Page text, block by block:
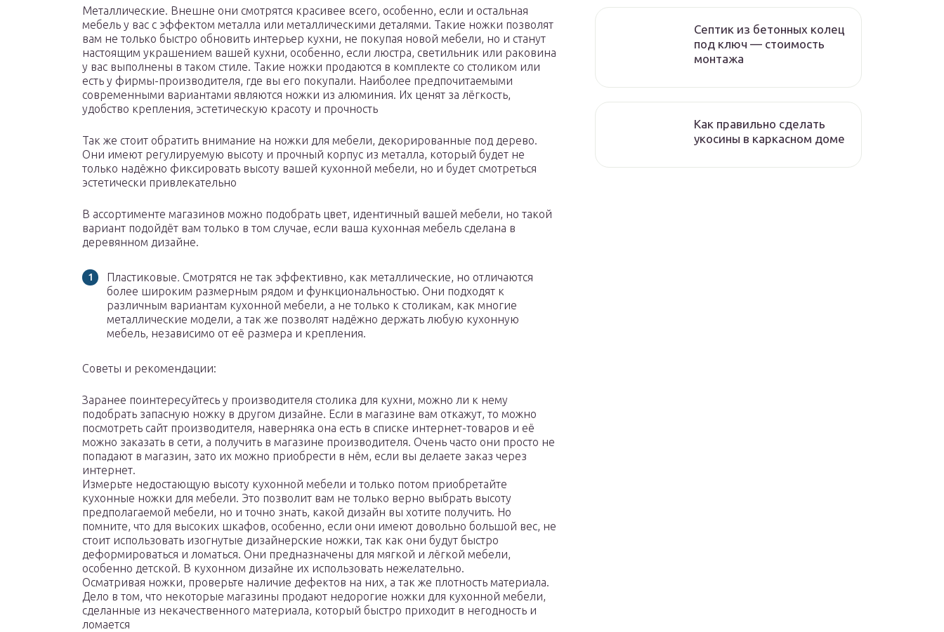
Металлические. Внешне они смотрятся красивее всего, особенно, если и остальная
мебель у вас с эффектом металла или металлическими деталями. Такие ножки позволят
вам не только быстро обновить интерьер кухни, не покупая новой мебели, но и станут
настоящим украшением вашей кухни, особенно, если люстра, светильник или раковина
у вас выполнены в таком стиле. Такие ножки продаются в комплекте со столиком или
есть у фирмы-производителя, где вы его покупали. Наиболее предпочитаемыми
современными вариантами являются ножки из алюминия. Их ценят за лёгкость,
удобство крепления, эстетическую красоту и прочность
Так же стоит обратить внимание на ножки для мебели, декорированные под дерево.
Они имеют регулируемую высоту и прочный корпус из металла, который будет не
только надёжно фиксировать высоту вашей кухонной мебели, но и будет смотреться
эстетически привлекательно
В ассортименте магазинов можно подобрать цвет, идентичный вашей мебели, но такой
вариант подойдёт вам только в том случае, если ваша кухонная мебель сделана в
деревянном дизайне.
Пластиковые. Смотрятся не так эффективно, как металлические, но отличаются
более широким размерным рядом и функциональностью. Они подходят к
различным вариантам кухонной мебели, а не только к столикам, как многие
металлические модели, а так же позволят надёжно держать любую кухонную
мебель, независимо от её размера и крепления.
Советы и рекомендации:
Заранее поинтересуйтесь у производителя столика для кухни, можно ли к нему
подобрать запасную ножку в другом дизайне. Если в магазине вам откажут, то можно
посмотреть сайт производителя, наверняка она есть в списке интернет-товаров и её
можно заказать в сети, а получить в магазине производителя. Очень часто они просто не
попадают в магазин, зато их можно приобрести в нём, если вы делаете заказ через
интернет.
Измерьте недостающую высоту кухонной мебели и только потом приобретайте
кухонные ножки для мебели. Это позволит вам не только верно выбрать высоту
предполагаемой мебели, но и точно знать, какой дизайн вы хотите получить. Но
помните, что для высоких шкафов, особенно, если они имеют довольно большой вес, не
стоит использовать изогнутые дизайнерские ножки, так как они будут быстро
деформироваться и ломаться. Они предназначены для мягкой и лёгкой мебели,
особенно детской. В кухонном дизайне их использовать нежелательно.
Осматривая ножки, проверьте наличие дефектов на них, а так же плотность материала.
Дело в том, что некоторые магазины продают недорогие ножки для кухонной мебели,
сделанные из некачественного материала, который быстро приходит в негодность и
ломается
Септик из бетонных колец
под ключ — стоимость
монтажа
Как правильно сделать
укосины в каркасном доме